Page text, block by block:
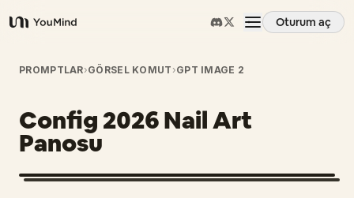
YouMind
Oturum aç
Genel Bakış
Kullanım Senaryoları
Beceriler
PROMPTLAR›GÖRSEL KOMUT ›GPT IMAGE 2
Config 2026 Nail Art
Panosu